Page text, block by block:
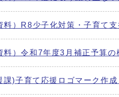
料）R8少子化対策・子育て
料）令和7年度3月補正予算
課)子育て応援ロゴマーク作